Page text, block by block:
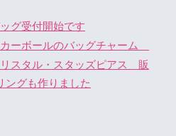
グ受付開始です
ーボールのバッグチャーム
スタル・スタッズピアス 販
グも作りました